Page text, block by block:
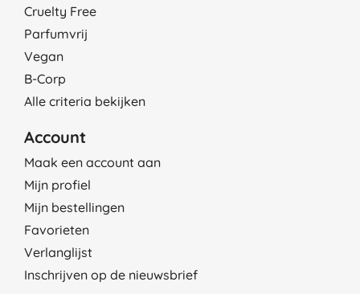
Cruelty Free
Parfumvrij
Vegan
B-Corp
Alle criteria bekijken
Account
Maak een account aan
Mijn profiel
Mijn bestellingen
Favorieten
Verlanglijst
Inschrijven op de nieuwsbrief